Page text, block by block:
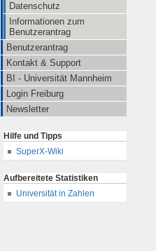
Datenschutz
Informationen zum
Benutzerantrag
Benutzerantrag
Kontakt & Support
BI - Universität Mannheim
Login Freiburg
Newsletter
Hilfe und Tipps
SuperX-Wiki
Aufbereitete Statistiken
Universität in Zahlen